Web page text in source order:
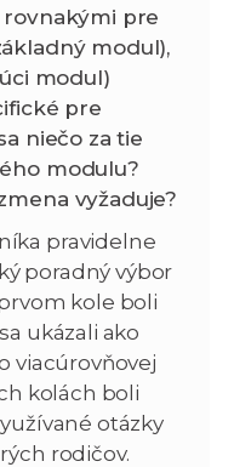
pre
modul),
modul)
pre
niečo za tie
modulu?
vyžaduje?
pravidelne
poradný výbor
kole boli
ukázali ako
viacúrovňovej
kolách boli
otázky
rodičov.